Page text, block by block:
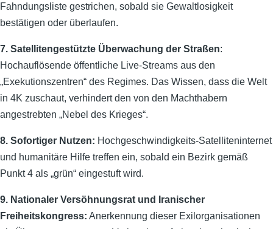
Fahndungsliste gestrichen, sobald sie Gewaltlosigkeit
bestätigen oder überlaufen.
7. Satellitengestützte Überwachung der Straßen:
Hochauflösende öffentliche Live-Streams aus den
„Exekutionszentren“ des Regimes. Das Wissen, dass die Welt
in 4K zuschaut, verhindert den von den Machthabern
angestrebten „Nebel des Krieges“.
8. Sofortiger Nutzen: Hochgeschwindigkeits-Satelliteninternet
und humanitäre Hilfe treffen ein, sobald ein Bezirk gemäß
Punkt 4 als „grün“ eingestuft wird.
9. Nationaler Versöhnungsrat und Iranischer
Freiheitskongress: Anerkennung dieser Exilorganisationen